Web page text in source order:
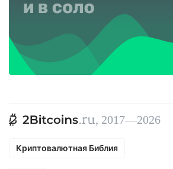
, 2017—2026
Криптовалютная Библия